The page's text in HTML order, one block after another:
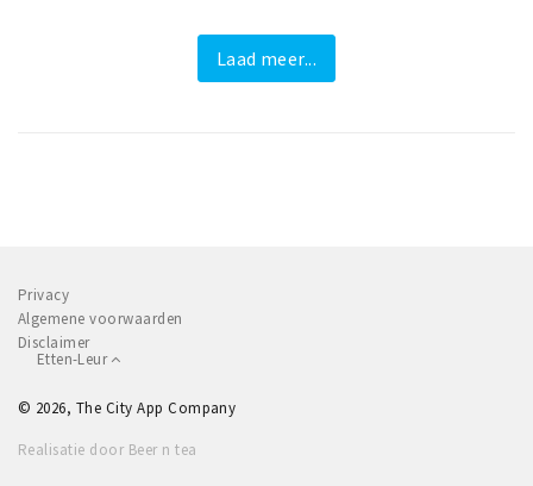
Laad meer...
Privacy
Algemene voorwaarden
Disclaimer
Etten-Leur
© 2026, The City App Company
Realisatie door Beer n tea